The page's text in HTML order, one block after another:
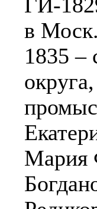
ГИ-
в
1835 –
Мария